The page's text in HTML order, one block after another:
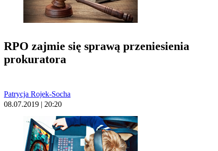
RPO zajmie się sprawą przeniesienia
prokuratora
Patrycja Rojek-Socha
08.07.2019 | 20:20